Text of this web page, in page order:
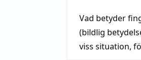
Vad betyder
(bildlig
viss situation,